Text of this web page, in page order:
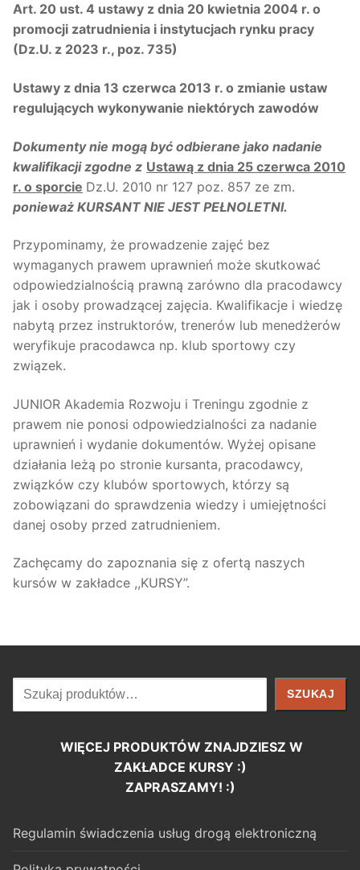
Art. 20 ust. 4 ustawy z dnia 20 kwietnia 2004 r. o
promocji zatrudnienia i instytucjach rynku pracy
(Dz.U. z 2023 r., poz. 735)
Ustawy z dnia 13 czerwca 2013 r. o zmianie ustaw
regulujących wykonywanie niektórych zawodów
Dokumenty nie mogą być odbierane jako nadanie
kwalifikacji zgodne z Ustawą z dnia 25 czerwca 2010
r. o sporcie Dz.U. 2010 nr 127 poz. 857 ze zm.
ponieważ KURSANT NIE JEST PEŁNOLETNI.
Przypominamy, że prowadzenie zajęć bez
wymaganych prawem uprawnień może skutkować
odpowiedzialnością prawną zarówno dla pracodawcy
jak i osoby prowadzącej zajęcia. Kwalifikacje i wiedzę
nabytą przez instruktorów, trenerów lub menedżerów
weryfikuje pracodawca np. klub sportowy czy
związek.
JUNIOR Akademia Rozwoju i Treningu zgodnie z
prawem nie ponosi odpowiedzialności za nadanie
uprawnień i wydanie dokumentów. Wyżej opisane
działania leżą po stronie kursanta, pracodawcy,
związków czy klubów sportowych, którzy są
zobowiązani do sprawdzenia wiedzy i umiejętności
danej osoby przed zatrudnieniem.
Zachęcamy do zapoznania się z ofertą naszych
kursów w zakładce ,,KURSY”.
Szukaj SZUKAJ
WIĘCEJ PRODUKTÓW ZNAJDZIESZ W
ZAKŁADCE KURSY :)
ZAPRASZAMY! :)
Regulamin świadczenia usług drogą elektroniczną